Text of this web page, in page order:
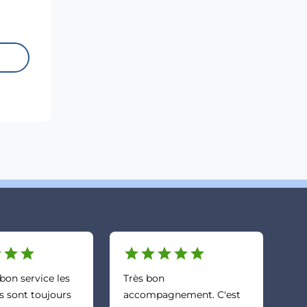
et
starstar
service les
sont toujours
starstarstarstarstar
Très bon
accompagnement. C'est